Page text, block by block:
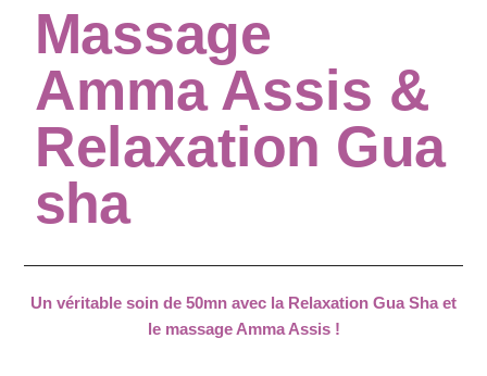
Massage
Amma Assis &
Relaxation Gua
sha
Un véritable soin de 50mn avec la Relaxation Gua Sha et
le massage Amma Assis !